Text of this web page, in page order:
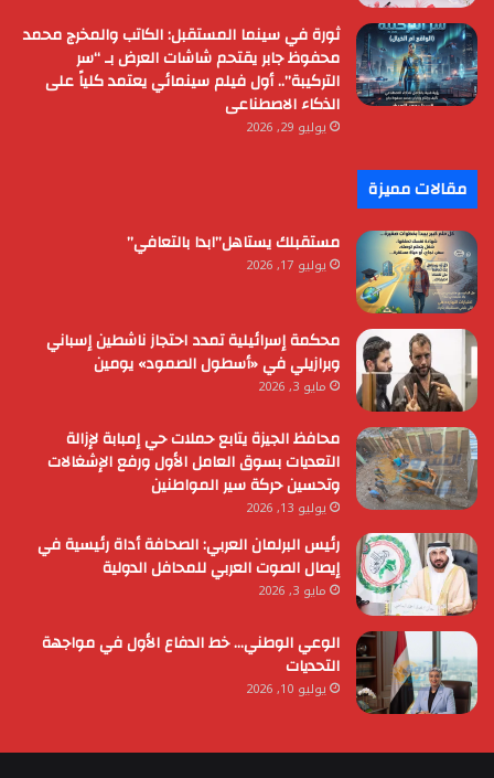
ثورة في سينما المستقبل: الكاتب والمخرج محمد
محفوظ جابر يقتحم شاشات العرض بـ “سر
التركيبة”.. أول فيلم سينمائي يعتمد كلياً على
الذكاء الاصطناعى
يوليو 29, 2026
مقالات مميزة
مستقبلك يستاهل”ابدا بالتعافي”
يوليو 17, 2026
محكمة إسرائيلية تمدد احتجاز ناشطين إسباني
وبرازيلي في «أسطول الصمود» يومين
مايو 3, 2026
محافظ الجيزة يتابع حملات حي إمبابة لإزالة
التعديات بسوق العامل الأول ورفع الإشغالات
وتحسين حركة سير المواطنين
يوليو 13, 2026
رئيس البرلمان العربي: الصحافة أداة رئيسية في
إيصال الصوت العربي للمحافل الدولية
مايو 3, 2026
الوعي الوطني… خط الدفاع الأول في مواجهة
التحديات
يوليو 10, 2026